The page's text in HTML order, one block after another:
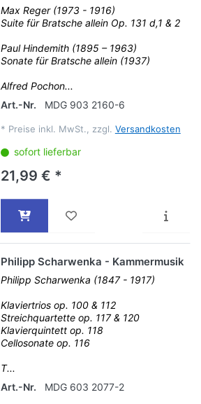
Max Reger (1973 - 1916)
Suite für Bratsche allein Op. 131 d,1 & 2
Paul Hindemith (1895 – 1963)
Sonate für Bratsche allein (1937)
Alfred Pochon...
Art.-Nr.
MDG 903 2160-6
* Preise inkl. MwSt., zzgl. Versandkosten
sofort lieferbar
21,99 € *
Philipp Scharwenka - Kammermusik
Philipp Scharwenka (1847 - 1917)
Klaviertrios op. 100 & 112
Streichquartette op. 117 & 120
Klavierquintett op. 118
Cellosonate op. 116
T...
Art.-Nr.
MDG 603 2077-2